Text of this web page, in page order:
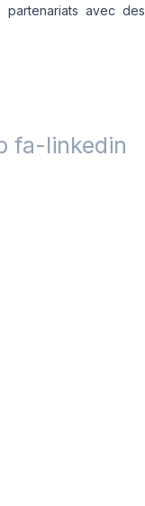
avec des
fa-linkedin